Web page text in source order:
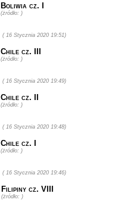
Boliwia cz. I
(żródło: )
( 16 Stycznia 2020 19:51)
Chile cz. III
(żródło: )
( 16 Stycznia 2020 19:49)
Chile cz. II
(żródło: )
( 16 Stycznia 2020 19:48)
Chile cz. I
(żródło: )
( 16 Stycznia 2020 19:46)
Filipiny cz. VIII
(żródło: )